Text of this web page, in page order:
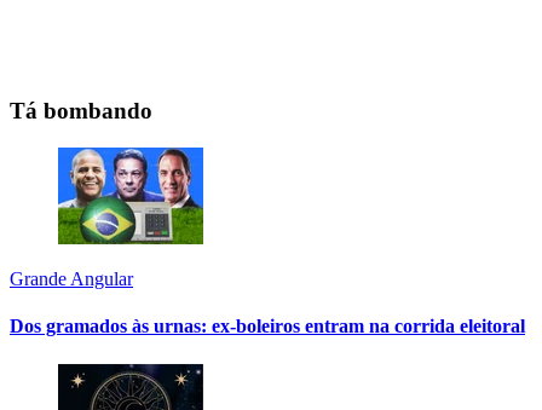
Tá bombando
Grande Angular
Dos gramados às urnas: ex-boleiros entram na corrida eleitoral